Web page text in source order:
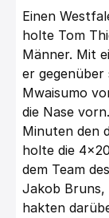
Einen
holte Tom
Männer. Mit
er
Mwaisumo
die Nase
Minuten den
holte die
dem Team
Jakob Bruns,
hakten